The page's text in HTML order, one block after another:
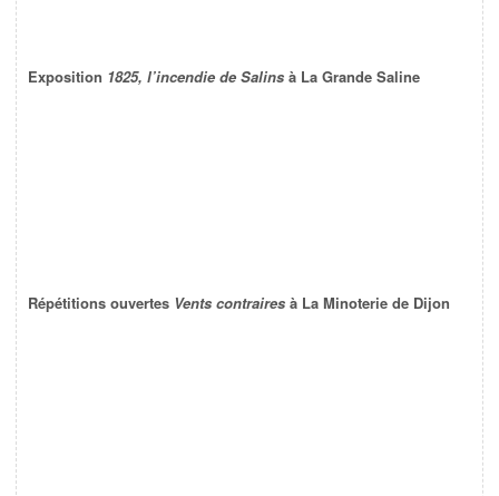
Exposition 1825, l’incendie de Salins à La Grande Saline
Répétitions ouvertes Vents contraires à La Minoterie de Dijon